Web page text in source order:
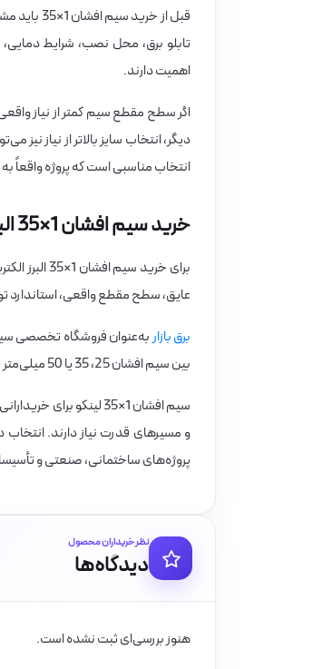
قبل از
تابلو برق، محل نصب، شرایط
اهمیت دارند.
اگر سطح مقطع سیم کمتر از نیاز
انتخاب مناسبی است که پروژه واقعاً به ظرفیتی بالاتر از
خرید سیم افشان 1×35 البرز الکتریک نور از برق بازار
برای خرید
عایق، سطح مقطع واقعی، استاندارد
برق بازاربه‌عنوان فروشگاه تخصصی
بین سیم افشان 25، 35 یا 50 میلی‌متر تردید دارید، خرید از برق بازار می‌تواند به انتخابی فنی‌تر، ایمن‌تر و اقتصادی‌تر کمک کند.
سیم افشان 1×35
و مسیرهای قدرت نیاز دارند.
پروژه‌های ساختمانی، صنعتی و
نظر خریداران محصول
دیدگاه‌ها
هنوز بررسی‌ای ثبت نشده است.